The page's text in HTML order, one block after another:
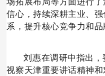
信心，持续深耕主业、
系，提升核心竞争力和品
刘惠在调研中指出
视察天津重要讲话精神